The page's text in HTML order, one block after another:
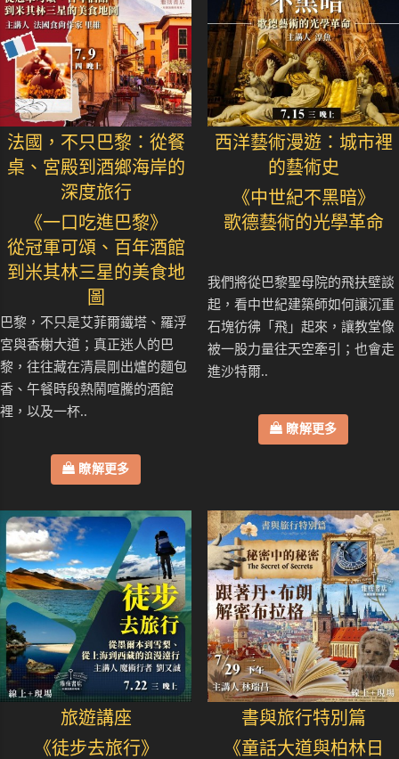
法國，不只巴黎：從餐
桌、宮殿到酒鄉海岸的
深度旅行
《一口吃進巴黎》
從冠軍可頌、百年酒館
到米其林三星的美食地
圖
巴黎，不只是艾菲爾鐵塔、羅浮
宮與香榭大道；真正迷人的巴
黎，往往藏在清晨剛出爐的麵包
香、午餐時段熱鬧喧騰的酒館
裡，以及一杯..
瞭解更多
西洋藝術漫遊：城市裡
的藝術史
《中世紀不黑暗》
歌德藝術的光學革命
我們將從巴黎聖母院的飛扶壁談
起，看中世紀建築師如何讓沉重
石塊彷彿「飛」起來，讓教堂像
被一股力量往天空牽引；也會走
進沙特爾..
瞭解更多
旅遊講座
《徒步去旅行》
書與旅行特別篇
《童話大道與柏林日